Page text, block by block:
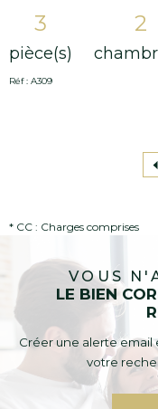
3
pièce(s)
2
Réf : A309
* CC : Charges comprises
VOUS
LE BIEN
Créer une alerte
votre